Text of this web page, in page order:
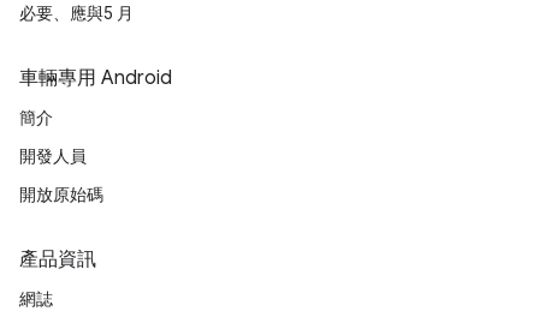
必要、應與5 月
車輛專用 Android
簡介
開發人員
開放原始碼
產品資訊
網誌